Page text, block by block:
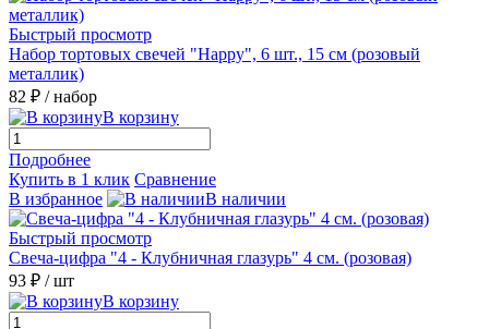
Быстрый просмотр
Набор тортовых свечей "Happy", 6 шт., 15 см (розовый
металлик)
82 ₽ / набор
В корзину
Подробнее
Купить в 1 клик Сравнение
В избранное
В наличии
Быстрый просмотр
Свеча-цифра "4 - Клубничная глазурь" 4 см. (розовая)
93 ₽ / шт
В корзину